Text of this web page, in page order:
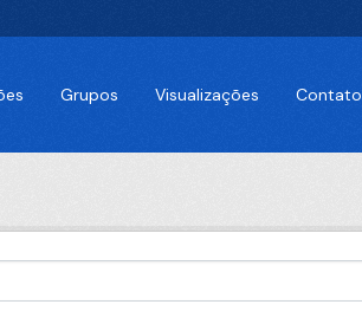
Grupos Visualizações Contato